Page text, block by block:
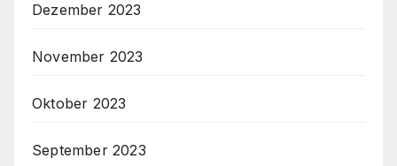
Dezember 2023
November 2023
Oktober 2023
September 2023